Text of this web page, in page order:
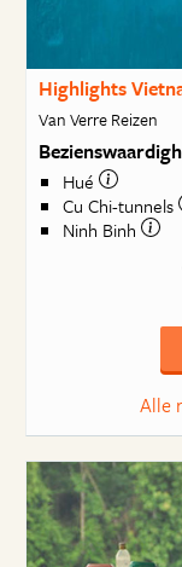
Highlights
Van Verre Reizen
Hué
Cu Chi-tunnels
Ninh Binh
Alle